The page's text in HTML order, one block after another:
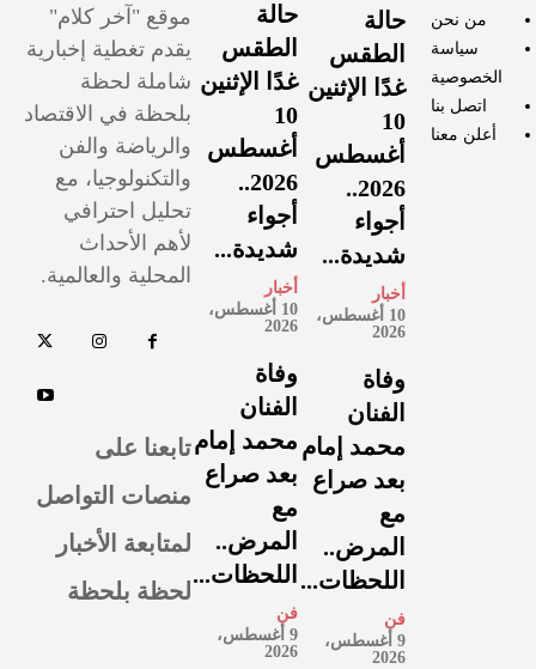
من نحن
سياسة
الخصوصية
اتصل بنا
أعلن معنا
حالة
الطقس
غدًا الإثنين
10
أغسطس
2026..
أجواء
شديدة...
أخبار
10 أغسطس،
2026
وفاة
الفنان
محمد إمام
بعد صراع
مع
المرض..
اللحظات...
فن
9 أغسطس،
2026
حالة
الطقس
غدًا الإثنين
10
أغسطس
2026..
أجواء
شديدة...
أخبار
10 أغسطس،
2026
وفاة
الفنان
محمد إمام
بعد صراع
مع
المرض..
اللحظات...
فن
9 أغسطس،
2026
موقع "آخر كلام"
يقدم تغطية إخبارية
شاملة لحظة
بلحظة في الاقتصاد
والرياضة والفن
والتكنولوجيا، مع
تحليل احترافي
لأهم الأحداث
المحلية والعالمية.
تابعنا على
منصات التواصل
لمتابعة الأخبار
لحظة بلحظة